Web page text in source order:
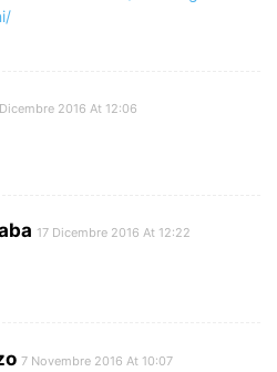
2016 At 12:06
17 Dicembre 2016 At 12:22
7 Novembre 2016 At 10:07